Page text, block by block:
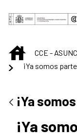
Saltar al
INICIO
CCE -
¡Ya somos
¡Ya
¡Ya